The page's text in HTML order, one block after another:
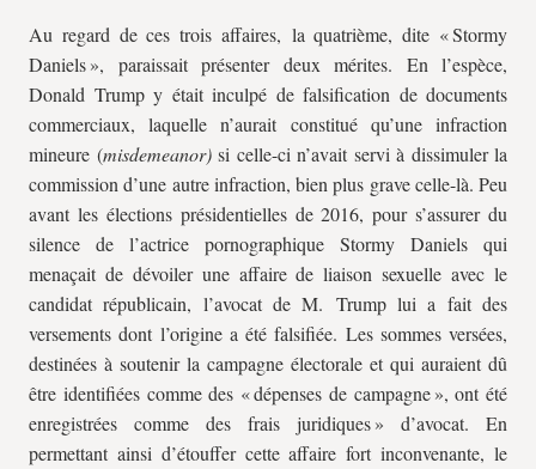
Au regard de ces trois affaires, la quatrième, dite « Stormy
Daniels », paraissait présenter deux mérites. En l’espèce,
Donald Trump y était inculpé de falsification de documents
commerciaux, laquelle n’aurait constitué qu’une infraction
mineure (misdemeanor)si celle-ci n’avait servi à dissimuler la
commission d’une autre infraction, bien plus grave celle-là. Peu
avant les élections présidentielles de 2016, pour s’assurer du
silence de l’actrice pornographique Stormy Daniels qui
menaçait de dévoiler une affaire de liaison sexuelle avec le
candidat républicain, l’avocat de M. Trump lui a fait des
versements dont l’origine a été falsifiée. Les sommes versées,
destinées à soutenir la campagne électorale et qui auraient dû
être identifiées comme des « dépenses de campagne », ont été
enregistrées comme des frais juridiques » d’avocat. En
permettant ainsi d’étouffer cette affaire fort inconvenante, le